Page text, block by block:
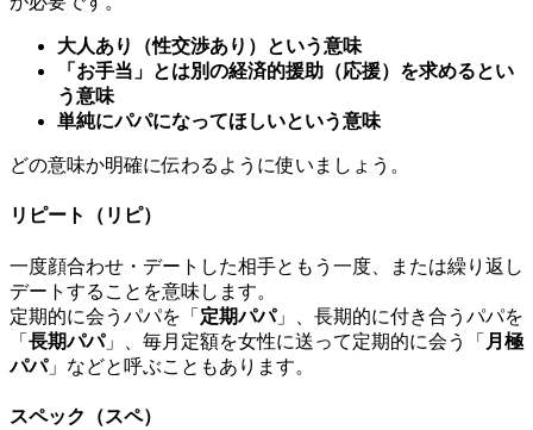
大人あり（性交渉あり）という意味
「お手当」とは別の経済的援助（応援）を求めるとい
う意味
単純にパパになってほしいという意味
どの意味か明確に伝わるように使いましょう。
リピート（リピ）
一度顔合わせ・デートした相手ともう一度、または繰り返し
デートすることを意味します。
定期的に会うパパを「 定期パパ」、長期的に付き合うパパを
「 長期パパ」、毎月定額を女性に送って定期的に会う「 月極
パパ」などと呼ぶこともあります。
スペック（スペ）